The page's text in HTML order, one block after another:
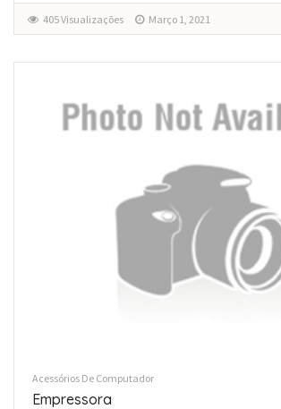
405 Visualizações Março 1, 2021
Acessórios De Computador
Empressora